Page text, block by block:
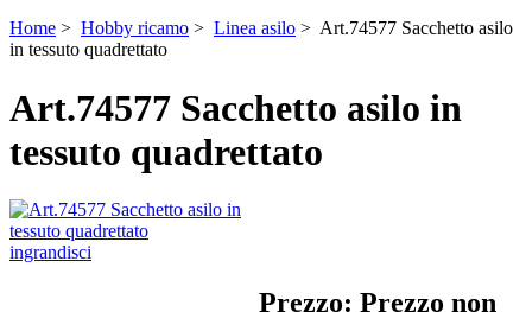
Home > Hobby ricamo > Linea asilo > Art.74577 Sacchetto asilo
in tessuto quadrettato
Art.74577 Sacchetto asilo in
tessuto quadrettato
ingrandisci
Prezzo: Prezzo non